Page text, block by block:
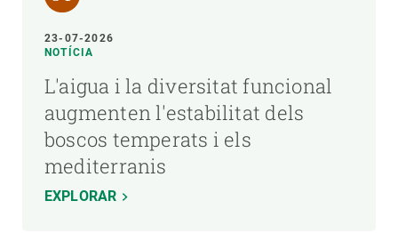
23-07-2026
NOTÍCIA
L'aigua i la diversitat funcional
augmenten l'estabilitat dels
boscos temperats i els
mediterranis
EXPLORAR